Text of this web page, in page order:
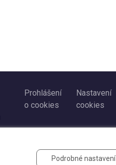
Prohlášení
o cookies
Nastavení
cookies
Podrobné nastavení